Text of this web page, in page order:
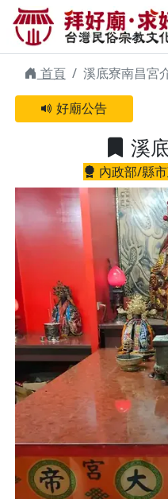
溪底寮南昌宮 |
與您有緣的信仰
首頁
溪底寮南昌宮
好廟公告
溪
內政部/縣